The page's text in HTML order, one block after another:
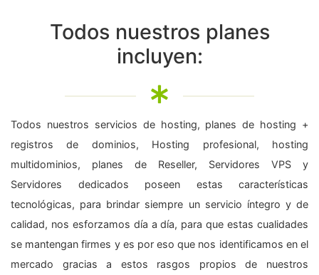
Todos nuestros planes
incluyen:
Todos nuestros servicios de hosting, planes de hosting +
registros de dominios, Hosting profesional, hosting
multidominios, planes de Reseller, Servidores VPS y
Servidores dedicados poseen estas características
tecnológicas, para brindar siempre un servicio íntegro y de
calidad, nos esforzamos día a día, para que estas cualidades
se mantengan firmes y es por eso que nos identificamos en el
mercado gracias a estos rasgos propios de nuestros